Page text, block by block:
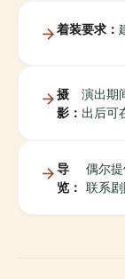
着装要求：
摄
影：
演出期
出后可
导
览：
偶尔
联系剧